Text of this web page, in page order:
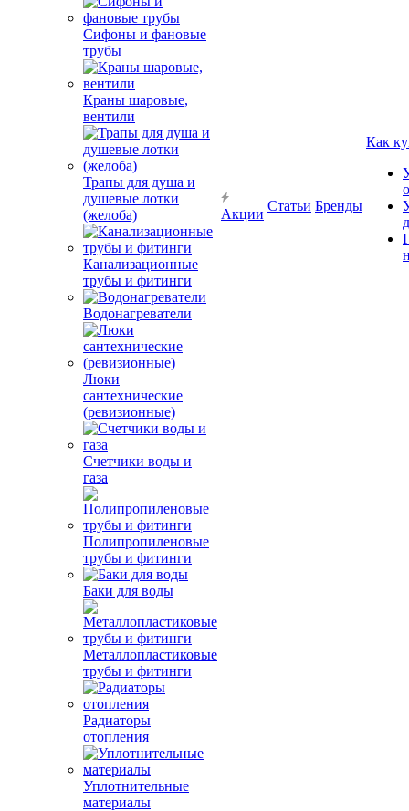
Сифоны и фановые
трубы
Краны шаровые,
вентили
Трапы для душа и
душевые лотки
(желоба)
Канализационные
трубы и фитинги
Водонагреватели
Люки
сантехнические
(ревизионные)
Счетчики воды и
газа
Полипропиленовые
трубы и фитинги
Баки для воды
Металлопластиковые
трубы и фитинги
Радиаторы
отопления
Уплотнительные
материалы
Акции
Статьи Бренды
Как